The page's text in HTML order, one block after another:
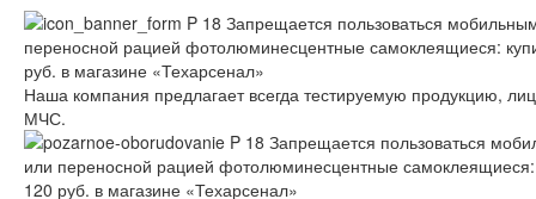
Наша компания предлагает всегда тестируемую продукцию,
МЧС.